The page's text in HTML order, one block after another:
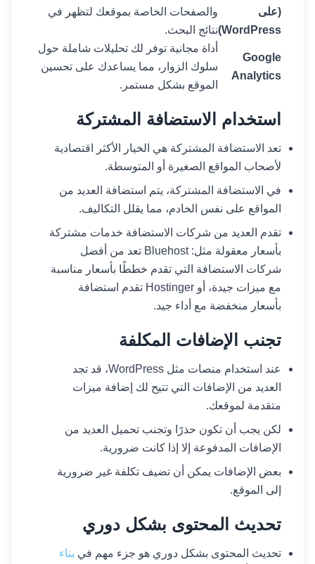
(على
WordPress)
والصفحات الخاصة بموقعك لتظهر في
نتائج البحث.
Google
Analytics
أداة مجانية توفر لك تحليلات شاملة حول
سلوك الزوار، مما يساعدك على تحسين
الموقع بشكل مستمر.
استخدام الاستضافة المشتركة
تعد الاستضافة المشتركة هي الخيار الأكثر اقتصادية
لأصحاب المواقع الصغيرة أو المتوسطة.
في الاستضافة المشتركة، يتم استضافة العديد من
المواقع على نفس الخادم، مما يقلل التكاليف.
تقدم العديد من شركات الاستضافة خدمات مشتركة
بأسعار معقولة مثل: Bluehost تعد من أفضل
شركات الاستضافة التي تقدم خططًا بأسعار مناسبة
مع ميزات جيدة، أو Hostinger تقدم استضافة
بأسعار منخفضة مع أداء جيد.
تجنب الإضافات المكلفة
عند استخدام منصات مثل WordPress، قد تجد
العديد من الإضافات التي تتيح لك إضافة ميزات
متقدمة لموقعك.
لكن يجب أن تكون حذرًا وتجنب تحميل العديد من
الإضافات المدفوعة إلا إذا كانت ضرورية.
بعض الإضافات يمكن أن تضيف تكلفة غير ضرورية
إلى الموقع.
تحديث المحتوى بشكل دوري
تحديث المحتوى بشكل دوري هو جزء مهم في بناء